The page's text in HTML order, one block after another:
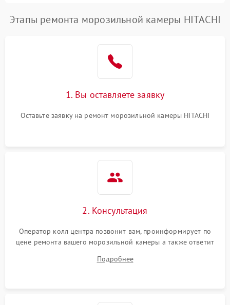
Этапы ремонта морозильной камеры HITACHI
1. Вы оставляете заявку
Оставьте заявку на ремонт морозильной камеры HITACHI
2. Консультация
Оператор колл центра позвонит вам, проинформирует по
цене ремонта вашего морозильной камеры а также ответит
Подробнее